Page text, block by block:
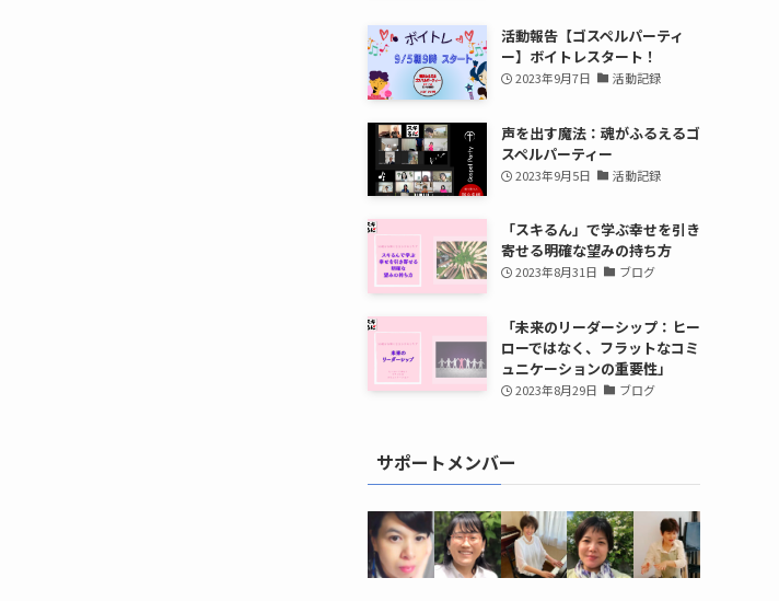
活動報告【ゴスペルパーティ
ー】ボイトレスタート！
2023年9月7日 活動記録
声を出す魔法：魂がふるえるゴ
スペルパーティー
2023年9月5日 活動記録
「スキるん」で学ぶ幸せを引き
寄せる明確な望みの持ち方
2023年8月31日 ブログ
「未来のリーダーシップ：ヒー
ローではなく、フラットなコミ
ュニケーションの重要性」
2023年8月29日 ブログ
サポートメンバー